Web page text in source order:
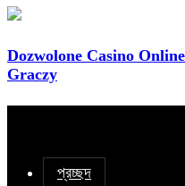
Dozwolone Casino
Graczy
প্রচ্ছদ